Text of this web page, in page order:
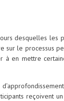
desquelles les
sur le processus
à en mettre
reçoivent